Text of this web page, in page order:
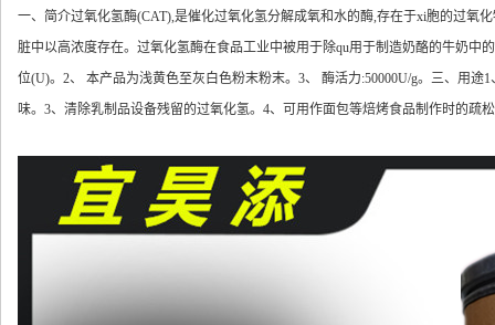
一、简介过氧化氢酶(CAT),是催化过氧化氢分解成氧和水的酶,存在于xi胞的过氧
脏中以高浓度存在。过氧化氢酶在食品工业中被用于除qu用于制造奶酪的牛奶中
位(U)。 2、 本产品为浅黄色至灰白色粉末粉末。 3、 酶活力:50000U/g。 三、用途1
味。 3、清除乳制品设备残留的过氧化氢。 4、可用作面包等焙烤食品制作时的疏